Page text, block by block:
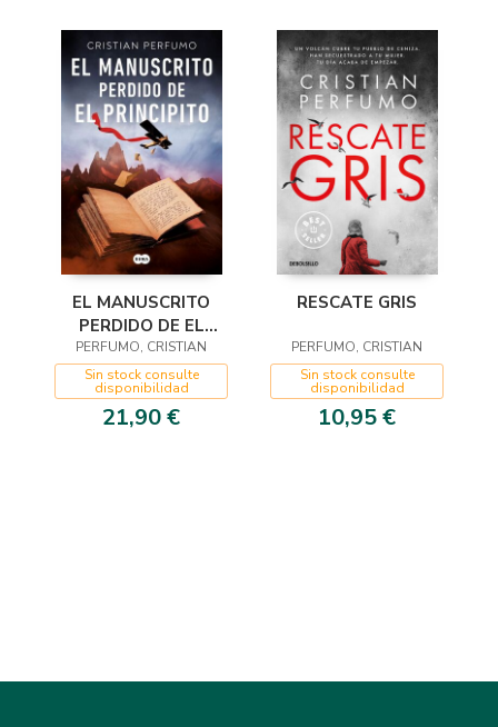
EL MANUSCRITO
PERDIDO DE EL
PRINCIPITO
PERFUMO, CRISTIAN
Sin stock consulte
disponibilidad
21,90 €
RESCATE GRIS
PERFUMO, CRISTIAN
Sin stock consulte
disponibilidad
10,95 €